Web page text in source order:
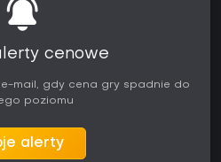
cenowe
mail, gdy cena gry spadnie do
poziomu
alerty